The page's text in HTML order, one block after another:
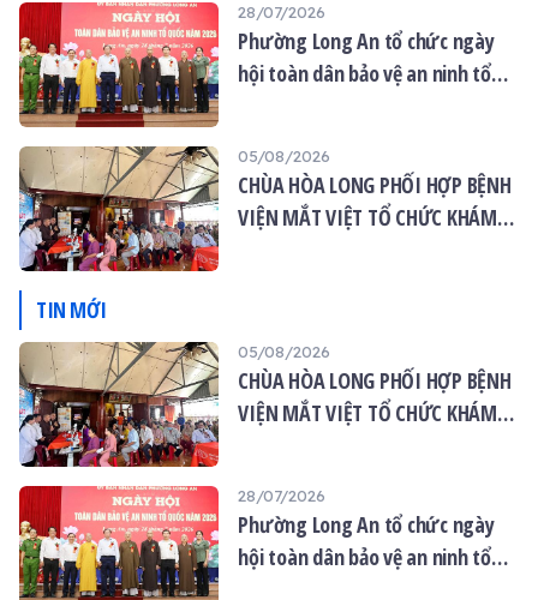
28/07/2026
Phường Long An tổ chức ngày
hội toàn dân bảo vệ an ninh tổ
05/08/2026
CHÙA HÒA LONG PHỐI HỢP BỆNH
VIỆN MẮT VIỆT TỔ CHỨC KHÁM
TIN MỚI
05/08/2026
CHÙA HÒA LONG PHỐI HỢP BỆNH
VIỆN MẮT VIỆT TỔ CHỨC KHÁM
28/07/2026
Phường Long An tổ chức ngày
hội toàn dân bảo vệ an ninh tổ